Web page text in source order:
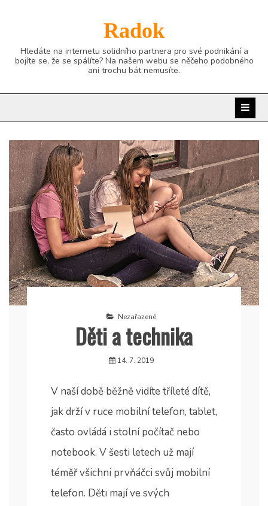
Radok
Hledáte na internetu solidního partnera pro své podnikání a
bojíte se, že se spálíte? Na našem webu se něčeho podobného
ani trochu bát nemusíte.
Nezařazené
Děti a technika
14. 7. 2019
V naší době běžně vidíte tříleté dítě,
jak drží v ruce mobilní telefon, tablet,
často ovládá i stolní počítač nebo
notebook. V šesti letech už mají
téměř všichni prvňáčci svůj mobilní
telefon. Děti mají ve svých